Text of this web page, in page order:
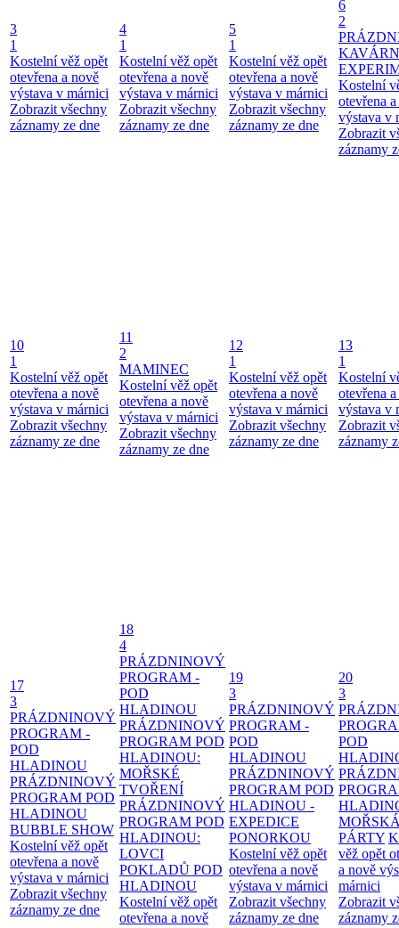
3
1
Kostelní věž opět
otevřena a nově
výstava v márnici
Zobrazit všechny
záznamy ze dne
4
1
Kostelní věž opět
otevřena a nově
výstava v márnici
Zobrazit všechny
záznamy ze dne
5
1
Kostelní věž opět
otevřena a nově
výstava v márnici
Zobrazit všechny
záznamy ze dne
6
2
Kostelní
otevřena
výstava v
Zobrazit
záznamy
10
1
Kostelní věž opět
otevřena a nově
výstava v márnici
Zobrazit všechny
záznamy ze dne
11
2
MAMINEC
Kostelní věž opět
otevřena a nově
výstava v márnici
Zobrazit všechny
záznamy ze dne
12
1
Kostelní věž opět
otevřena a nově
výstava v márnici
Zobrazit všechny
záznamy ze dne
13
1
Kostelní
otevřena
výstava v
Zobrazit
záznamy
17
3
PRÁZDNINOVÝ
PROGRAM -
POD
HLADINOU
PRÁZDNINOVÝ
PROGRAM POD
HLADINOU
BUBBLE SHOW
Kostelní věž opět
otevřena a nově
výstava v márnici
Zobrazit všechny
záznamy ze dne
18
4
PRÁZDNINOVÝ
PROGRAM -
POD
HLADINOU
PRÁZDNINOVÝ
PROGRAM POD
HLADINOU:
MOŘSKÉ
TVOŘENÍ
PRÁZDNINOVÝ
PROGRAM POD
HLADINOU:
LOVCI
POKLADŮ POD
HLADINOU
Kostelní věž opět
otevřena a nově
19
3
PRÁZDNINOVÝ
PROGRAM -
POD
HLADINOU
PRÁZDNINOVÝ
PROGRAM POD
HLADINOU -
EXPEDICE
PONORKOU
Kostelní věž opět
otevřena a nově
výstava v márnici
Zobrazit všechny
záznamy ze dne
20
3
POD
PÁRTY
věž opět
a nově
márnici
Zobrazit
záznamy